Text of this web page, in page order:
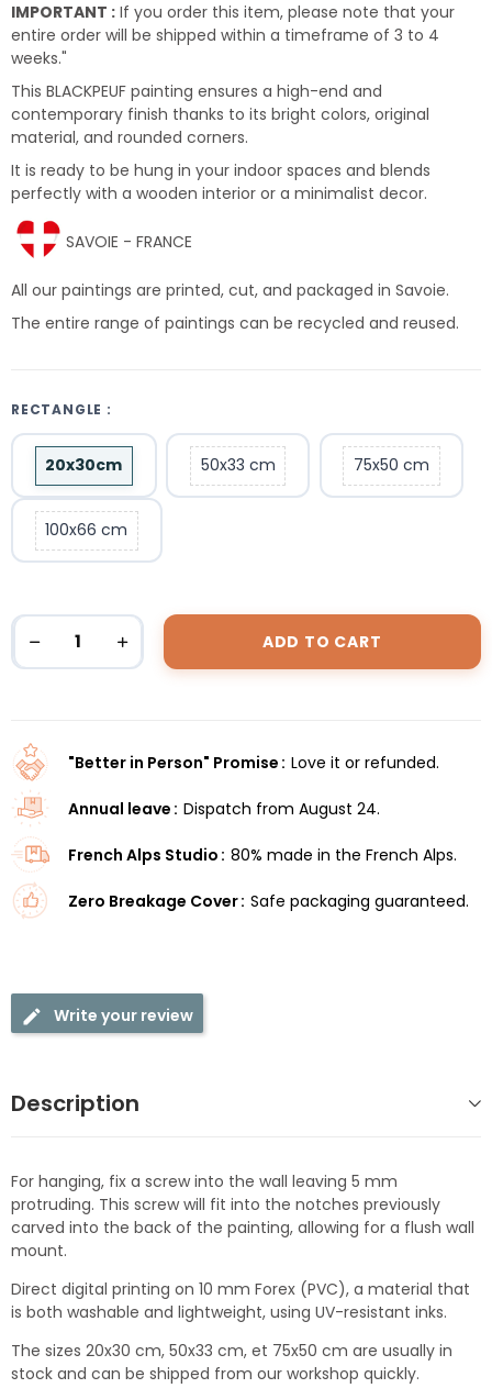
IMPORTANT : If you order this item, please note that your
entire order will be shipped within a timeframe of 3 to 4
weeks."
This BLACKPEUF painting ensures a high-end and
contemporary finish thanks to its bright colors, original
material, and rounded corners.
It is ready to be hung in your indoor spaces and blends
perfectly with a wooden interior or a minimalist decor.
SAVOIE - FRANCE
All our paintings are printed, cut, and packaged in Savoie.
The entire range of paintings can be recycled and reused.
RECTANGLE :
20x30cm 50x33 cm 75x50 cm
100x66 cm
ADD TO CART
"Better in Person" Promise Love it or refunded.
Annual leave Dispatch from August 24.
French Alps Studio 80% made in the French Alps.
Zero Breakage Cover Safe packaging guaranteed.
Write your review
Description
For hanging, fix a screw into the wall leaving 5 mm
protruding. This screw will fit into the notches previously
carved into the back of the painting, allowing for a flush wall
mount.
Direct digital printing on 10 mm Forex (PVC), a material that
is both washable and lightweight, using UV-resistant inks.
The sizes 20x30 cm, 50x33 cm, et 75x50 cm are usually in
stock and can be shipped from our workshop quickly.